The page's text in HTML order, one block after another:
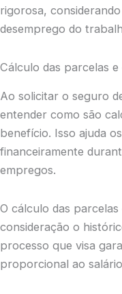
rigorosa,
desemprego do
Cálculo das parcelas
Ao solicitar o seguro
entender como são
benefício. Isso ajuda
financeiramente
empregos.
O cálculo das
consideração o
processo que visa
proporcional ao